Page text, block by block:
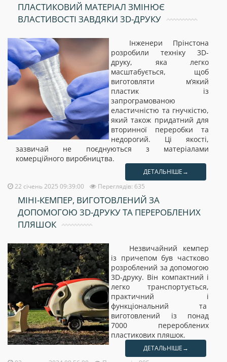
ПЛАСТИКОВИЙ МАТЕРІАЛ ЗМІНЮЄ
ВЛАСТИВОСТІ ЗАВДЯКИ 3D-ДРУКУ
Інженери Прінстона
розробили техніку 3D-
друку, яка легко
масштабується, щоб
виготовляти м’який
пластик із
запрограмованою
еластичністю та гнучкістю,
який також придатний для
вторинної переробки та
недорогий. Ці якості,
зазвичай не поєднуються з матеріалами
комерційного виробництва.
ДЕТАЛЬНІШЕ→
22 січень 2025 09:39:00 Переглядів: 635
МІНІ-КЕМПЕР, ВИГОТОВЛЕНИЙ ЗА
ДОПОМОГОЮ 3D-ДРУКУ ТА ПЕРЕРОБЛЕНИХ
ПЛЯШОК
Незвичайний кемпер
із причепом був частково
розроблений за допомогою
3D-друку. Він компактний і
легко транспортується,
практичний і
функціональний та
виготовлений із понад
7000 перероблених
пластикових пляшок.
ДЕТАЛЬНІШЕ→